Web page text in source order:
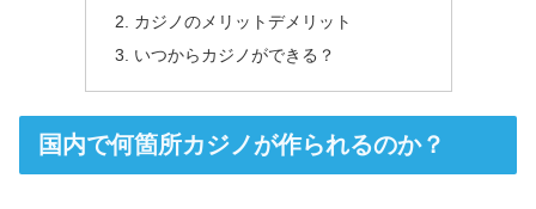
カジノのメリットデメリット
いつからカジノができる？
国内で何箇所カジノが作られるのか？